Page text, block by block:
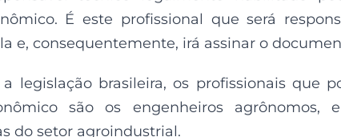
É este profissional que será
e, consequentemente, irá assinar o
legislação brasileira, os profissionais que
são os engenheiros agrônomos,
do setor agroindustrial.